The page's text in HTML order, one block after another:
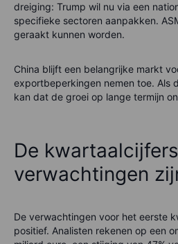
dreiging: Trump wil nu via een
specifieke sectoren aanpakken.
geraakt kunnen worden.
China blijft een belangrijke markt
exportbeperkingen nemen toe. Als
kan dat de groei op lange termijn
De
verwachtingen
De verwachtingen voor het eerste
positief. Analisten rekenen op een